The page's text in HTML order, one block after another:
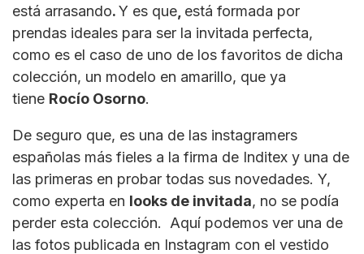
está arrasando.Y es que está formada por
prendas ideales para ser la invitada perfecta,
como es el caso de uno de los favoritos de dicha
colección, un modelo en amarillo, que ya
tiene Rocío Osorno.
De seguro que, es una de las instagramers
españolas más fieles a la firma de Inditex y una de
las primeras en probar todas sus novedades. Y,
como experta en looks de invitada, no se podía
perder esta colección. Aquí podemos ver una de
las fotos publicada en Instagram con el vestido